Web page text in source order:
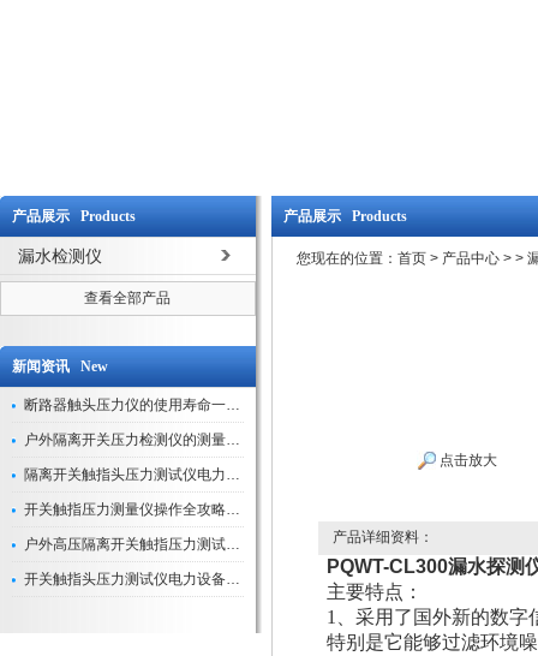
产品展示 Products
漏水检测仪
查看全部产品
新闻资讯 New
断路器触头压力仪的使用寿命一般是多久？
户外隔离开关压力检测仪的测量数据如何与GIS系统对接实现智能化运维？
隔离开关触指头压力测试仪电力系统安全运行的“定海神针”
开关触指压力测量仪操作全攻略：从准备到精准测量的实战指南
户外高压隔离开关触指压力测试仪的作用与价值
开关触指头压力测试仪电力设备安全的“隐形守护者”
产品展示 Products
您现在的位置： 首页 > 产品中心 > >
点击放大
产品详细资料：
PQWT-CL300漏水探测
主要特点：
1、采用了国外新的数字
特别是它能够过滤环境